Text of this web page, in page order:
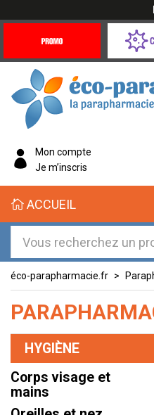
Les
Offres
éco-
éco-
Mon compte
Je m’inscris
ACCUEIL
éco-parapharmacie.fr
HYGIÈNE
Corps visage et
mains